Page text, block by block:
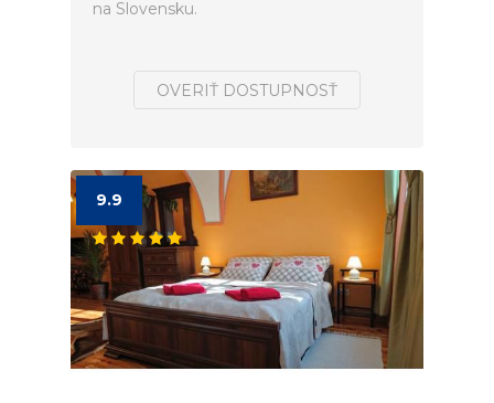
na Slovensku.
OVERIŤ DOSTUPNOSŤ
9.9